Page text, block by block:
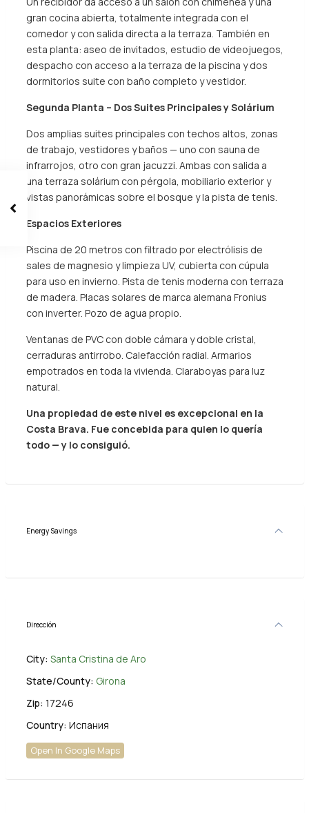
gran cocina abierta, totalmente integrada con el
comedor y con salida directa a la terraza. También en
esta planta: aseo de invitados, estudio de videojuegos,
despacho con acceso a la terraza de la piscina y dos
dormitorios suite con baño completo y vestidor.
Segunda Planta – Dos Suites Principales y Solárium
Dos amplias suites principales con techos altos, zonas
de trabajo, vestidores y baños — uno con sauna de
infrarrojos, otro con gran jacuzzi. Ambas con salida a
una terraza solárium con pérgola, mobiliario exterior y
vistas panorámicas sobre el bosque y la pista de tenis.
Espacios Exteriores
Piscina de 20 metros con filtrado por electrólisis de
sales de magnesio y limpieza UV, cubierta con cúpula
para uso en invierno. Pista de tenis moderna con terraza
de madera. Placas solares de marca alemana Fronius
con inverter. Pozo de agua propio.
Ventanas de PVC con doble cámara y doble cristal,
cerraduras antirrobo. Calefacción radial. Armarios
empotrados en toda la vivienda. Claraboyas para luz
natural.
Una propiedad de este nivel es excepcional en la
Costa Brava. Fue concebida para quien lo quería
todo — y lo consiguió.
Energy Savings
Dirección
City: Santa Cristina de Aro
State/County: Girona
Zip: 17246
Country: Испания
Open In Google Maps